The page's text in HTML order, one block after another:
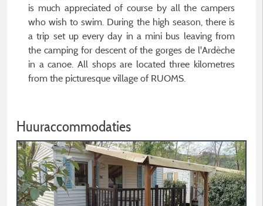
is much appreciated of course by all the campers
who wish to swim. During the high season, there is
a trip set up every day in a mini bus leaving from
the camping for descent of the gorges de l'Ardèche
in a canoe. All shops are located three kilometres
from the picturesque village of RUOMS.
Huuraccommodaties